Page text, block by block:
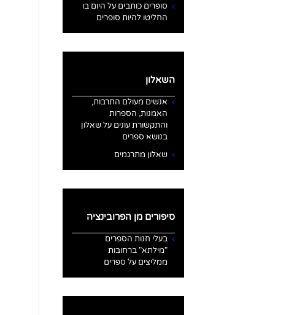
סופרים כותבים על היום בו
החליטו להיות סופרים
השאלון
אנשים מעולם התרבות,
האמנות, הספרות
והתקשורת עונים על שאלון
בנושא ספרים
שאלון מתרגמים
סיפורים מן הפרובינציה
בעלי חנות הספרים
"מילתא" ברחובות
ממליצים על ספרים